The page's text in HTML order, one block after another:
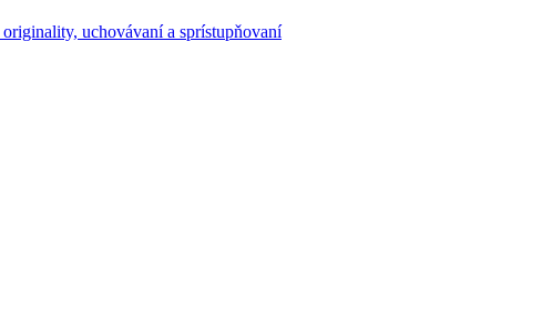
uchovávaní a sprístupňovaní